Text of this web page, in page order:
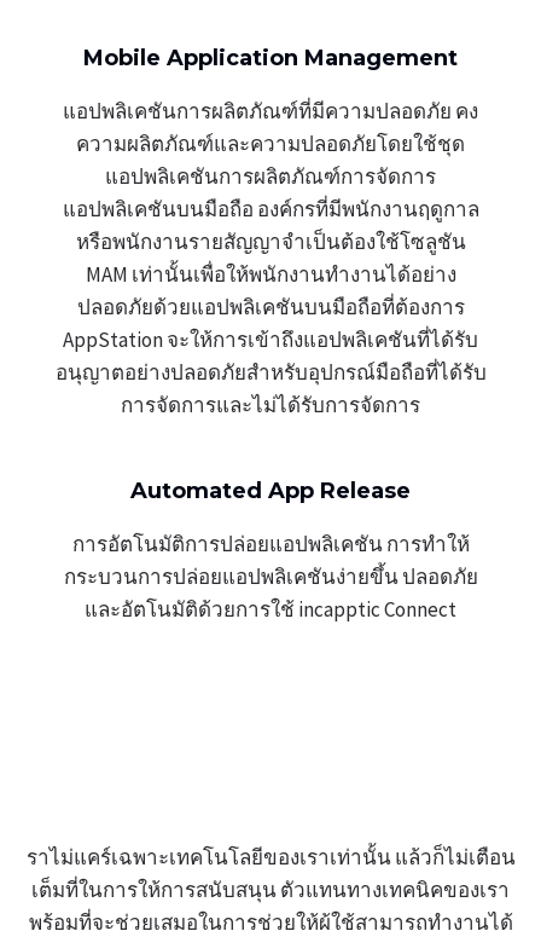
Mobile Application Management
แอปพลิเคชันการผลิตภัณฑ์ที่มีความปลอดภัย คง
ความผลิตภัณฑ์และความปลอดภัยโดยใช้ชุด
แอปพลิเคชันการผลิตภัณฑ์การจัดการ
แอปพลิเคชันบนมือถือ องค์กรที่มีพนักงานฤดูกาล
หรือพนักงานรายสัญญาจำเป็นต้องใช้โซลูชัน
MAM เท่านั้นเพื่อให้พนักงานทำงานได้อย่าง
ปลอดภัยด้วยแอปพลิเคชันบนมือถือที่ต้องการ
AppStation จะให้การเข้าถึงแอปพลิเคชันที่ได้รับ
อนุญาตอย่างปลอดภัยสำหรับอุปกรณ์มือถือที่ได้รับ
การจัดการและไม่ได้รับการจัดการ
Automated App Release
การอัตโนมัติการปล่อยแอปพลิเคชัน การทำให้
กระบวนการปล่อยแอปพลิเคชันง่ายขึ้น ปลอดภัย
และอัตโนมัติด้วยการใช้ incapptic Connect
ราไม่แคร์เฉพาะเทคโนโลยีของเราเท่านั้น แล้วก็ไม่เตือน
เต็มที่ในการให้การสนับสนุน ตัวแทนทางเทคนิคของเรา
พร้อมที่จะช่วยเสมอในการช่วยให้ผู้ใช้สามารถทำงานได้